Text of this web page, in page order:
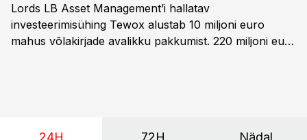
Lords LB Asset Management’i hallatav
investeerimisühing Tewox alustab 10 miljoni euro
mahus võlakirjade avalikku pakkumist. 220 miljoni euro
24H 72H Nädal